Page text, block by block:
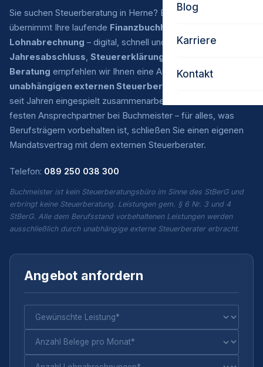
Blog
Karriere
Kontakt
Sie suchen Steuerberatung in Herne? Buchmeister
übernimmt Ihre laufende Finanzbuchhaltung
Lohnabrechnung – digital, schnell und zu fairen Preisen. Für
Jahresabschluss, Steuererklärung
Beratung empfehlen wir Ihnen eine Auswahl an
unabhängigen externen Steuerberatern
seit Jahren eingespielt zusammenarbeiten. Sie haben einen
festen Ansprechpartner bei Buchmeister – für alles, was
Berufsträgern vorbehalten ist, schließen Sie einen eigenen
Mandatsvertrag mit dem externen Steuerberater.
Telefon: 089 250 038 300
Buchmeister ist kein Steuerberatungsbüro im Sinne des StBerG und
erbringt keine Steuerberatung. Leistungen gem. § 6 Nr. 3 und 4
StBerG. Alle dem Berufsstand vorbehaltenen Leistungen werden
ausschließlich durch unabhängige externe Steuerberater erbracht.
Angebot anfordern